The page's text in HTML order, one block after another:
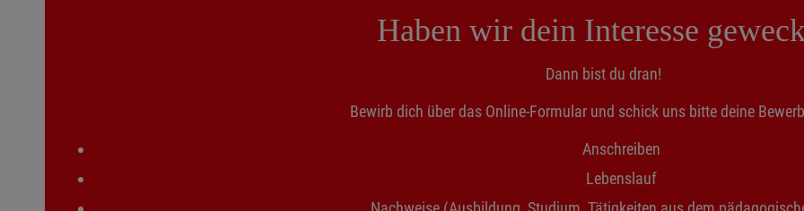
Haben wir dein Interesse
Dann bist du dran!
Bewirb dich über das Online-Formular und schick uns bitte deine
Anschreiben
Lebenslauf